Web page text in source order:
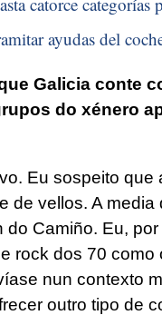
ayudas del
Galicia conte
do xénero
Eu sospeito que
de vellos. A media
Camiño. Eu,
rock dos 70 como
nun contexto
outro tipo de